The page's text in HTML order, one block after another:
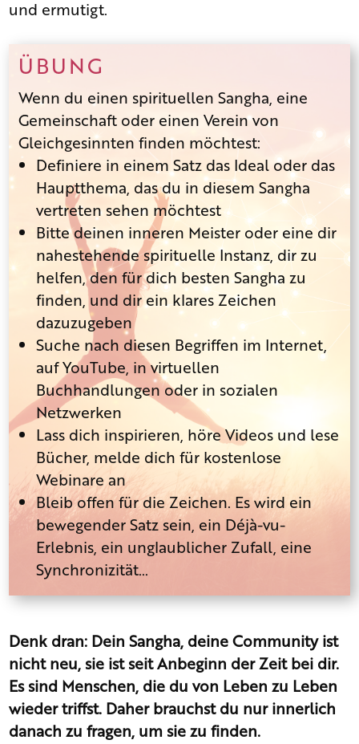
und ermutigt.
ÜBUNG
Wenn du einen spirituellen Sangha, eine
Gemeinschaft oder einen Verein von
Gleichgesinnten finden möchtest:
Definiere in einem Satz das Ideal oder das
Hauptthema, das du in diesem Sangha
vertreten sehen möchtest
Bitte deinen inneren Meister oder eine dir
nahestehende spirituelle Instanz, dir zu
helfen, den für dich besten Sangha zu
finden, und dir ein klares Zeichen
dazuzugeben
Suche nach diesen Begriffen im Internet,
auf YouTube, in virtuellen
Buchhandlungen oder in sozialen
Netzwerken
Lass dich inspirieren, höre Videos und lese
Bücher, melde dich für kostenlose
Webinare an
Bleib offen für die Zeichen. Es wird ein
bewegender Satz sein, ein Déjà-vu-
Erlebnis, ein unglaublicher Zufall, eine
Synchronizität…
Denk dran: Dein Sangha, deine Community ist
nicht neu, sie ist seit Anbeginn der Zeit bei dir.
Es sind Menschen, die du von Leben zu Leben
wieder triffst. Daher brauchst du nur innerlich
danach zu fragen, um sie zu finden.